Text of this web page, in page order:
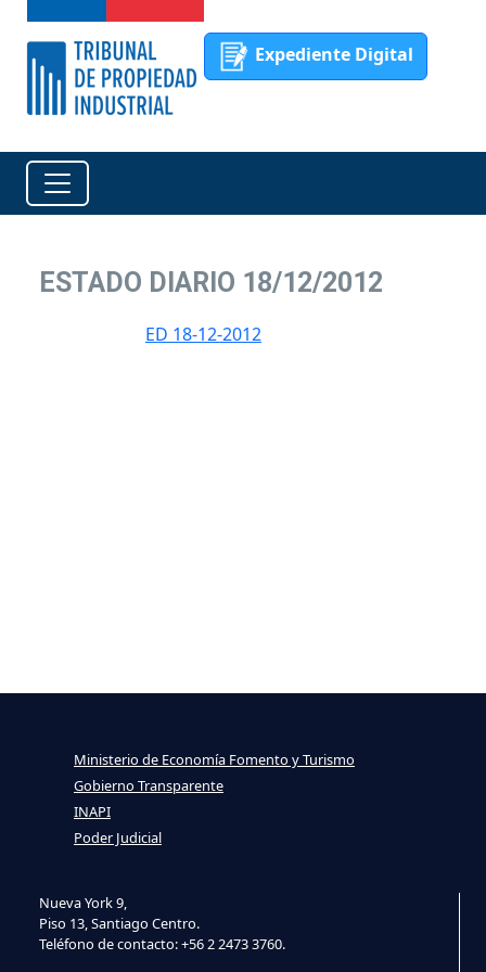
Expediente Digital
ESTADO DIARIO 18/12/2012
ED 18-12-2012
Nueva York 9,
Piso 13, Santiago Centro.
Teléfono de contacto: +56 2 2473 3760.
Ministerio de Economía Fomento y Turismo
Gobierno Transparente
INAPI
Poder Judicial